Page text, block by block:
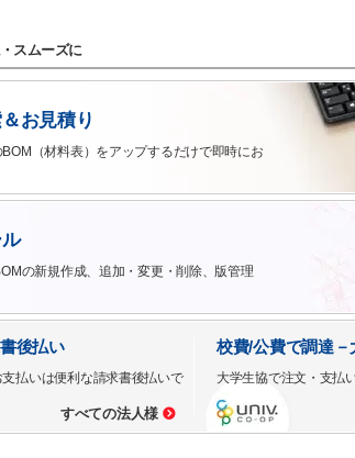
スムーズに
お見積り
（材料表）をアップするだけで即時にお
の新規作成、追加・変更・削除、版管理
後払い
払いは便利な請求書後払いで
すべての法人様
校費/公費で調達－
大学生協で注文・支払